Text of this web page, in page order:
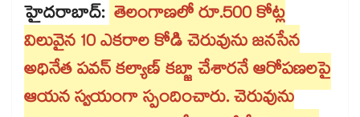
హైదరాబాద్: తెలంగాణలో రూ.500 కోట్ల
విలువైన 10 ఎకరాల కోడి చెరువును జనసేన
అధినేత పవన్ కల్యాణ్ కబ్జా చేశారనే ఆరోపణలపై
ఆయన స్వయంగా స్పందించారు. చెరువును